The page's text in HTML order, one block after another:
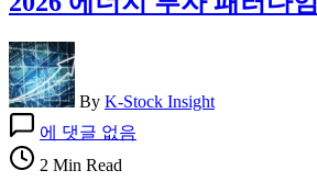
By K-Stock Insight
이
기
에 댓글 없음
2 Min Read